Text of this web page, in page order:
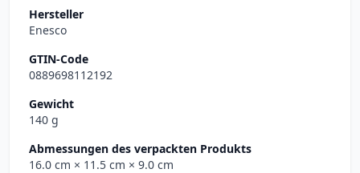
Hersteller
Enesco
GTIN-Code
0889698112192
Gewicht
140 g
Abmessungen des verpackten Produkts
16.0 cm × 11.5 cm × 9.0 cm